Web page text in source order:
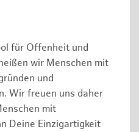
für Offenheit und
wir Menschen mit
und
Wir freuen uns daher
mit
Deine Einzigartigkeit